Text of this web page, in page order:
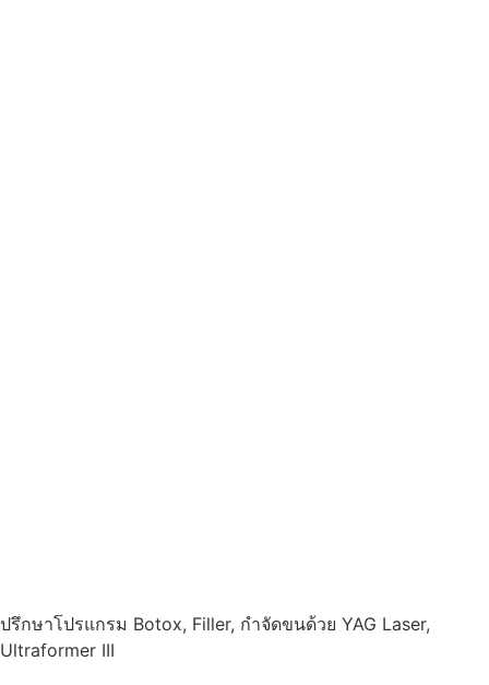
ปรึกษาโปรแกรม Botox, Filler, กำจัดขนด้วย YAG Laser,
Ultraformer III